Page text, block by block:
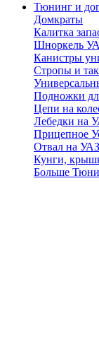
Тюнинг и
Домкраты
Калитка
Шноркель
Канистры
Стропы и
Подножки
Цепи на
Лебедки на
Прицепное
Отвал на УАЗ
Кунги,
Больше